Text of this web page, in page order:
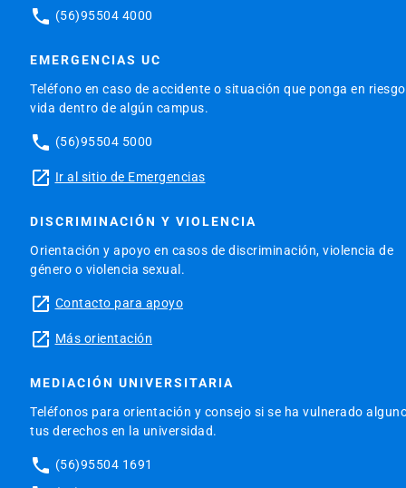
phone (56)95504 4000
EMERGENCIAS UC
Teléfono en caso de accidente o situación que ponga en
vida dentro de algún campus.
phone (56)95504 5000
launch Ir al sitio de Emergencias
DISCRIMINACIÓN Y VIOLENCIA
Orientación y apoyo en casos de discriminación, violencia de
género o violencia sexual.
launch Contacto para apoyo
launch Más orientación
MEDIACIÓN UNIVERSITARIA
Teléfonos para orientación y consejo si se ha vulnerado
tus derechos en la universidad.
phone (56)95504 1691